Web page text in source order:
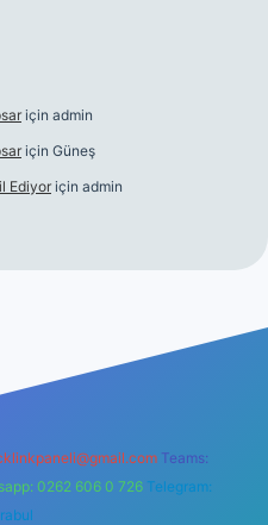
için admin
için Güneş
Ediyoriçin admin
Teams:
0262 606 0 726 Telegram: